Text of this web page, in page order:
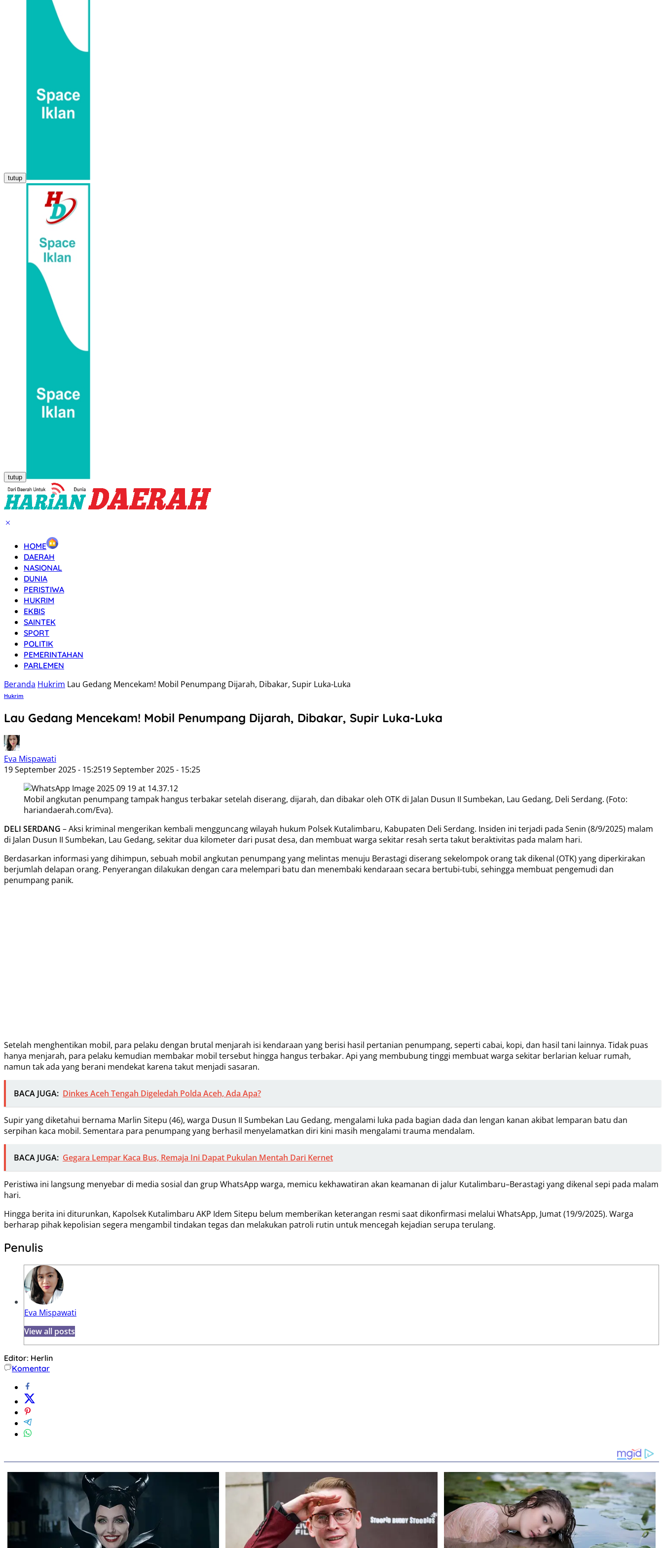
tutup
tutup
HOME
DAERAH
NASIONAL
DUNIA
PERISTIWA
HUKRIM
EKBIS
SAINTEK
SPORT
POLITIK
PEMERINTAHAN
PARLEMEN
Beranda Hukrim Lau Gedang Mencekam! Mobil Penumpang Dijarah, Dibakar, Supir Luka-Luka
Hukrim
Lau Gedang Mencekam! Mobil Penumpang Dijarah, Dibakar, Supir Luka-Luka
Eva Mispawati
19 September 2025 - 15:2519 September 2025 - 15:25
Mobil angkutan penumpang tampak hangus terbakar setelah diserang, dijarah, dan dibakar oleh OTK di Jalan Dusun II Sumbekan, Lau Gedang, Deli Serdang. (Foto:
hariandaerah.com/Eva).
DELI SERDANG – Aksi kriminal mengerikan kembali mengguncang wilayah hukum Polsek Kutalimbaru, Kabupaten Deli Serdang. Insiden ini terjadi pada Senin (8/9/2025) malam
di Jalan Dusun II Sumbekan, Lau Gedang, sekitar dua kilometer dari pusat desa, dan membuat warga sekitar resah serta takut beraktivitas pada malam hari.
Berdasarkan informasi yang dihimpun, sebuah mobil angkutan penumpang yang melintas menuju Berastagi diserang sekelompok orang tak dikenal (OTK) yang diperkirakan
berjumlah delapan orang. Penyerangan dilakukan dengan cara melempari batu dan menembaki kendaraan secara bertubi-tubi, sehingga membuat pengemudi dan
penumpang panik.
Setelah menghentikan mobil, para pelaku dengan brutal menjarah isi kendaraan yang berisi hasil pertanian penumpang, seperti cabai, kopi, dan hasil tani lainnya. Tidak puas
hanya menjarah, para pelaku kemudian membakar mobil tersebut hingga hangus terbakar. Api yang membubung tinggi membuat warga sekitar berlarian keluar rumah,
namun tak ada yang berani mendekat karena takut menjadi sasaran.
BACA JUGA: Dinkes Aceh Tengah Digeledah Polda Aceh, Ada Apa?
Supir yang diketahui bernama Marlin Sitepu (46), warga Dusun II Sumbekan Lau Gedang, mengalami luka pada bagian dada dan lengan kanan akibat lemparan batu dan
serpihan kaca mobil. Sementara para penumpang yang berhasil menyelamatkan diri kini masih mengalami trauma mendalam.
BACA JUGA: Gegara Lempar Kaca Bus, Remaja Ini Dapat Pukulan Mentah Dari Kernet
Peristiwa ini langsung menyebar di media sosial dan grup WhatsApp warga, memicu kekhawatiran akan keamanan di jalur Kutalimbaru–Berastagi yang dikenal sepi pada malam
hari.
Hingga berita ini diturunkan, Kapolsek Kutalimbaru AKP Idem Sitepu belum memberikan keterangan resmi saat dikonfirmasi melalui WhatsApp, Jumat (19/9/2025). Warga
berharap pihak kepolisian segera mengambil tindakan tegas dan melakukan patroli rutin untuk mencegah kejadian serupa terulang.
Penulis
Eva Mispawati
View all posts
Editor: Herlin
Komentar